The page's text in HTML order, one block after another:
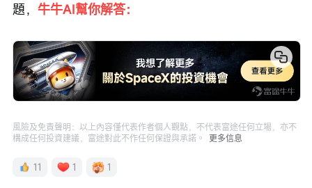
題， 牛牛AI幫你解答：
風險及免責聲明：以上內容僅代表作者個人觀點，不代表富途任何立場，亦不
構成任何投資建議，富途對此不作任何保證與承諾。
更多信息
11 1 1